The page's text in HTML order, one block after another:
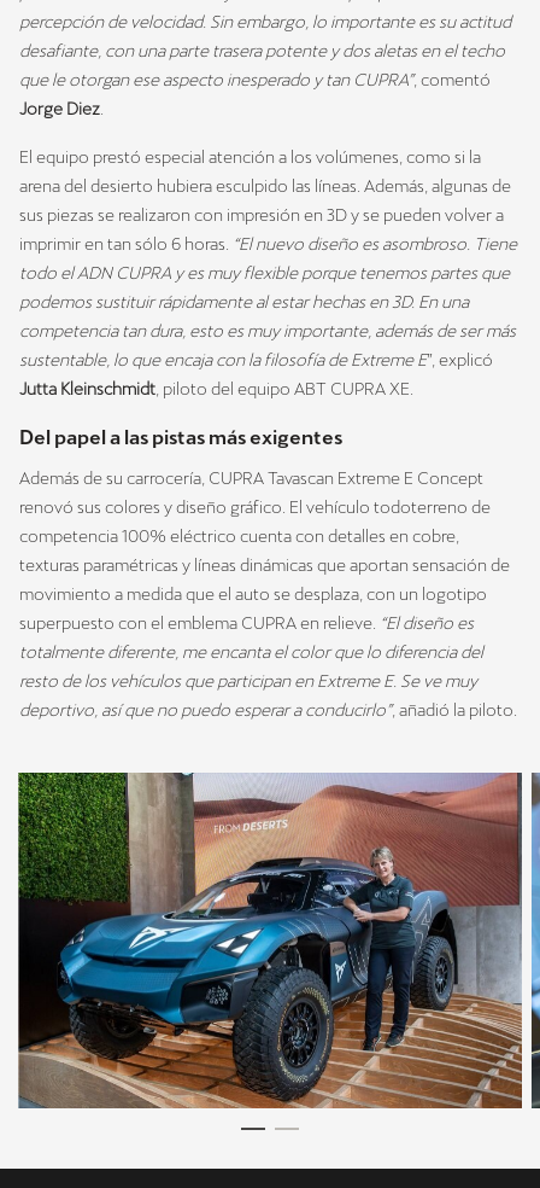
percepción de velocidad. Sin embargo, lo importante es su actitud
desafiante, con una parte trasera potente y dos aletas en el techo
que le otorgan ese aspecto inesperado y tan CUPRA”, comentó
Jorge Diez
El equipo prestó especial atención a los volúmenes, como si la
arena del desierto hubiera esculpido las líneas. Además, algunas de
sus piezas se realizaron con impresión en 3D y se pueden volver a
imprimir en tan sólo 6 horas. “El nuevo diseño es asombroso. Tiene
todo el ADN CUPRA y es muy flexible porque tenemos partes que
podemos sustituir rápidamente al estar hechas en 3D. En una
competencia tan dura, esto es muy importante, además de ser más
sustentable, lo que encaja con la filosofía de Extreme E”, explicó
Jutta Kleinschmidt , piloto del equipo ABT CUPRA XE.
Del papel a las pistas más exigentes
Además de su carrocería, CUPRA Tavascan Extreme E Concept
renovó sus colores y diseño gráfico. El vehículo todoterreno de
competencia 100% eléctrico cuenta con detalles en cobre,
texturas paramétricas y líneas dinámicas que aportan sensación de
movimiento a medida que el auto se desplaza, con un logotipo
superpuesto con el emblema CUPRA en relieve. “El diseño es
totalmente diferente, me encanta el color que lo diferencia del
resto de los vehículos que participan en Extreme E. Se ve muy
deportivo, así que no puedo esperar a conducirlo”, añadió la piloto.